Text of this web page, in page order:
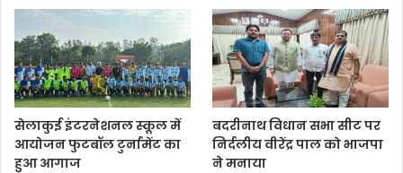
सेलाकुई इंटरनेशनल स्कूल में
आयोजन फुटबॉल टुर्नामेंट का
हुआ आगाज
बदरीनाथ विधान सभा सीट पर
निर्दलीय वीरेंद्र पाल को भाजपा
ने मनाया